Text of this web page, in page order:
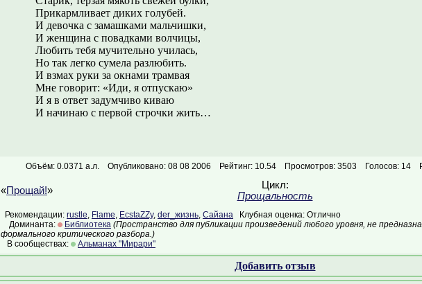
Прикармливает диких голубей.
И девочка с замашками мальчишки,
И женщина с повадками волчицы,
Любить тебя мучительно училась,
Но так легко сумела разлюбить.
И взмах руки за окнами трамвая
Мне говорит: «Иди, я отпускаю»
И я в ответ задумчиво киваю
И начинаю с первой строчки жить…
Объём: 0.0371 а.л. Опубликовано: 08 08 2006 Рейтинг: 10.54 Просмотров: 3503 Голосов: 14
«Прощай!»
Цикл:
Прощальность
Рекомендации: rustle, Flame, EcstaZZy, der_жизнь, Сайана Клубная оценка: Отлично
Доминанта:
Библиотека (Пространство для публикации произведений любого уровня, не
формального критического разбора.)
В сообществах:
Альманах "Мирари"
Добавить отзыв